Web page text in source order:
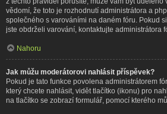
vědomí, že toto je rozhodnutí administrátora a
společného s varováními na daném fóru. Pokud
jste obdrželi varování, kontaktujte administrátora
Nahoru
Jak můžu moderátorovi nahlásit příspěvek?
Pokud je tato funkce povolena administrátorem
který chcete nahlásit, vidět tlačítko (ikonu) pro
na tlačítko se zobrazí formulář, pomocí kterého